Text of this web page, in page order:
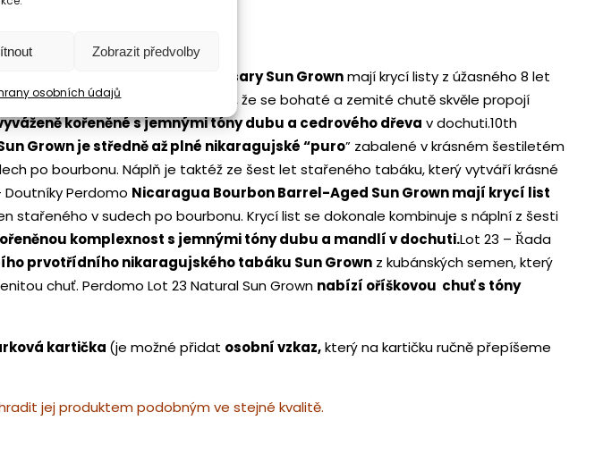
Zobrazit předvolby
osobních údajů
ořezání vašeho doutníku.
outníky Perdomo 20th Anniversary Sun Grownmají krycí listy z úžasného 8 let
zrají 10 měsíců. To jim zaručí, že se bohaté a zemité chutě skvěle propojí
kořeněné s jemnými tóny dubu a cedrového dřeva v dochuti.10th
Grown je středně až plné nikaragujské “puro” zabalené v krásném šestiletém
po bourbonu. Náplň je taktéž ze šest let stařeného tabáku, který vytváří krásné
Perdomo Nicaragua Bourbon Barrel-Aged Sun Grown mají krycí list
stařeného v sudech po bourbonu. Krycí list se dokonale kombinuje s náplní z šesti
komplexnost s jemnými tóny dubu a mandlí v dochuti.Lot 23 – Řada
prvotřídního nikaragujského tabáku Sun Grown z kubánských semen, který
chuť. Perdomo Lot 23 Natural Sun Grown nabízí oříškovou chuť s tóny
kartička (je možné přidat osobní vzkaz,který na kartičku ručně přepíšeme
jej produktem podobným ve stejné kvalitě.